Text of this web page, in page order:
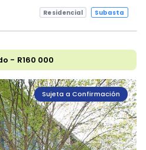
Residencial Subasta
- R160 000
Sujeta a Confirmación